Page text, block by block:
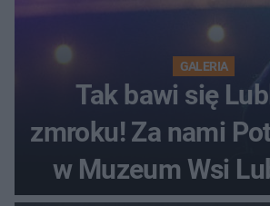
GALERIA
Tak bawi się
zmroku! Za nami
w Muzeum Wsi